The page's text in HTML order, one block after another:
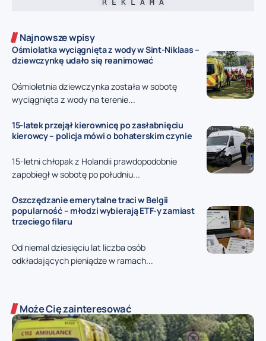
R E K L A M A
Najnowsze wpisy
Ośmiolatka wyciągnięta z wody w Sint-Niklaas –
dziewczynkę udało się reanimować
Ośmioletnia dziewczynka została w sobotę
wyciągnięta z wody na terenie...
15-latek przejął kierownicę po zasłabnięciu
kierowcy – policja mówi o bohaterskim czynie
15-letni chłopak z Holandii prawdopodobnie
zapobiegł w sobotę po południu...
Oszczędzanie emerytalne traci w Belgii
popularność – młodzi wybierają ETF-y zamiast
trzeciego filaru
Od niemal dziesięciu lat liczba osób
odkładających pieniądze w ramach...
Może Cię zainteresować